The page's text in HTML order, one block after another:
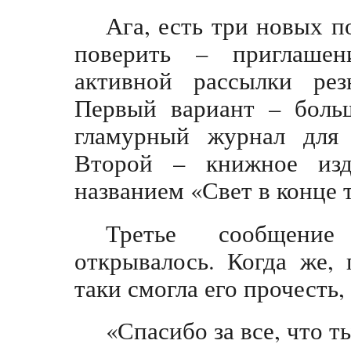
Ага, есть три новых
поверить –
активной рассылки
Первый вариант –
гламурный журнал
Второй – книжное
названием «Свет в конце
Третье
открывалось. Когда же,
таки смогла его
«Спасибо за все, что